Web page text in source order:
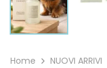
Home
NUOVI ARRIVI